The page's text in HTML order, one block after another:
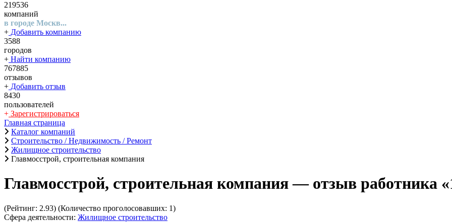
219536
компаний
в городе Москв...
+ Добавить компанию
3588
городов
+ Найти компанию
767885
отзывов
+ Добавить отзыв
8430
пользователей
+ Зарегистрироваться
Главная страница
Каталог компаний
Строительство / Недвижимость / Ремонт
Жилищное строительство
Главмосстрой, строительная компания
Главмосстрой, строительная компания— отзыв работника
(Рейтинг: 2.93) (Количество проголосовавших: 1)
Сфера деятельности: Жилищное строительство